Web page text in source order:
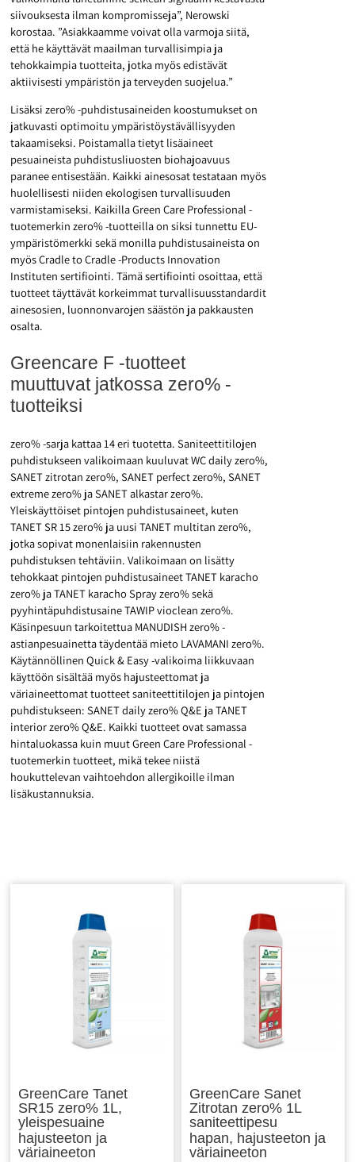
siivouksesta ilman kompromisseja”, Nerowski
korostaa. ”Asiakkaamme voivat olla varmoja siitä,
että he käyttävät maailman turvallisimpia ja
tehokkaimpia tuotteita, jotka myös edistävät
aktiivisesti ympäristön ja terveyden suojelua.”
Lisäksi zero% -puhdistusaineiden koostumukset on
jatkuvasti optimoitu ympäristöystävällisyyden
takaamiseksi. Poistamalla tietyt lisäaineet
pesuaineista puhdistusliuosten biohajoavuus
paranee entisestään. Kaikki ainesosat testataan myös
huolellisesti niiden ekologisen turvallisuuden
varmistamiseksi. Kaikilla Green Care Professional -
tuotemerkin zero% -tuotteilla on siksi tunnettu EU-
ympäristömerkki sekä monilla puhdistusaineista on
myös Cradle to Cradle -Products Innovation
Instituten sertifiointi. Tämä sertifiointi osoittaa, että
tuotteet täyttävät korkeimmat turvallisuusstandardit
ainesosien, luonnonvarojen säästön ja pakkausten
osalta.
Greencare F -tuotteet
muuttuvat jatkossa zero% -
tuotteiksi
zero% -sarja kattaa 14 eri tuotetta. Saniteettitilojen
puhdistukseen valikoimaan kuuluvat WC daily zero%,
SANET zitrotan zero%, SANET perfect zero%, SANET
extreme zero% ja SANET alkastar zero%.
Yleiskäyttöiset pintojen puhdistusaineet, kuten
TANET SR 15 zero% ja uusi TANET multitan zero%,
jotka sopivat monenlaisiin rakennusten
puhdistuksen tehtäviin. Valikoimaan on lisätty
tehokkaat pintojen puhdistusaineet TANET karacho
zero% ja TANET karacho Spray zero% sekä
pyyhintäpuhdistusaine TAWIP vioclean zero%.
Käsinpesuun tarkoitettua MANUDISH zero% -
astianpesuainetta täydentää mieto LAVAMANI zero%.
Käytännöllinen Quick & Easy -valikoima liikkuvaan
käyttöön sisältää myös hajusteettomat ja
väriaineettomat tuotteet saniteettitilojen ja pintojen
puhdistukseen: SANET daily zero% Q&E ja TANET
interior zero% Q&E. Kaikki tuotteet ovat samassa
hintaluokassa kuin muut Green Care Professional -
tuotemerkin tuotteet, mikä tekee niistä
houkuttelevan vaihtoehdon allergikoille ilman
lisäkustannuksia.
GreenCare Tanet
SR15 zero% 1L,
yleispesuaine
hajusteeton ja
väriaineeton
GreenCare Sanet
Zitrotan zero% 1L
saniteettipesu
hapan, hajusteeton ja
väriaineeton